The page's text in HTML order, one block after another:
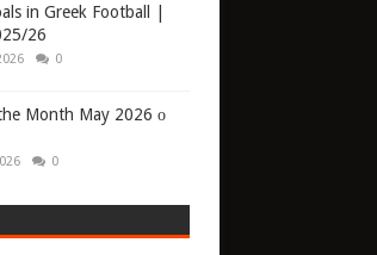
in Greek Football |
26
0
Month May 2026 ο
0